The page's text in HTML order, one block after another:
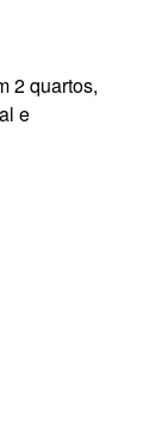
2 quartos,
e